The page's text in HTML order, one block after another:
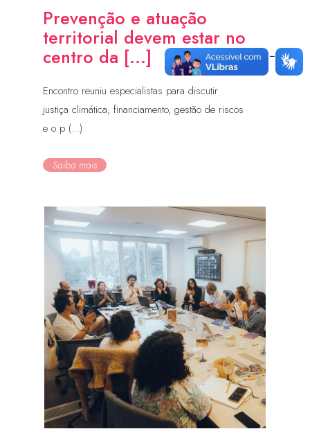
Prevenção e atuação
territorial devem estar no
centro da [...]
Encontro reuniu especialistas para discutir
justiça climática, financiamento, gestão de riscos
e o p (...)
Saiba mais